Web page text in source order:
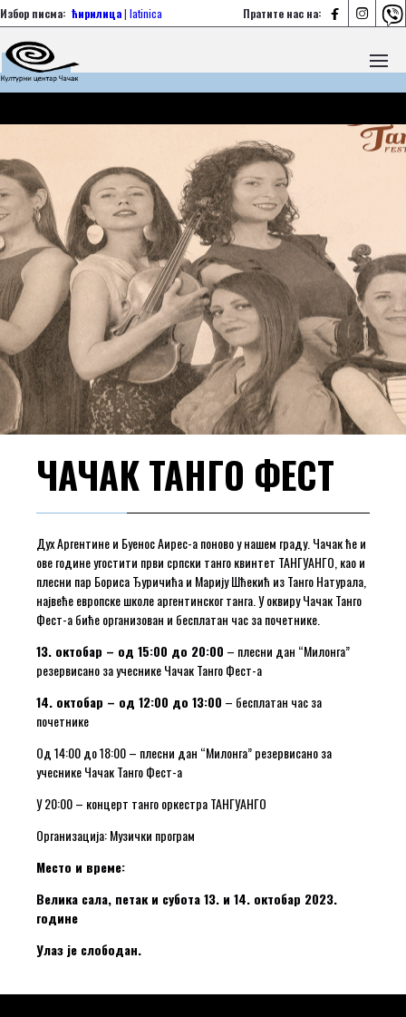
Пратите нас на:   
Избор писма: ћирилица| latinica
ЧАЧАК ТАНГО ФЕСТ
Дух Аргентине и Буенос Аирес-а поново у нашем граду. Чачак ће и
ове године угостити први српски танго квинтет ТАНГУАНГО, као и
плесни пар Бориса Ђуричића и Марију Шћекић из Танго Натурала,
највеће европске школе аргентинског танга. У оквиру Чачак Танго
Фест-а биће организован и бесплатан час за почетнике.
13. октобар – од 15:00 до 20:00 – плесни дан “Милонга”
резервисано за учеснике Чачак Танго Фест-а
14. октобар – од 12:00 до 13:00 – бесплатан час за
почетнике
Од 14:00 до 18:00 – плесни дан “Милонга” резервисано за
учеснике Чачак Танго Фест-а
У 20:00 – концерт танго оркестра ТАНГУАНГО
Организација: Музички програм
Место и време:
Велика сала, петак и субота 13. и 14. октобар 2023.
године
Улаз је слободан.